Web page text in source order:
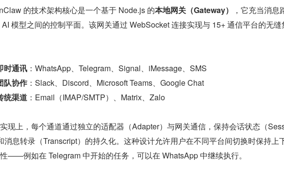
的技术架构核心是一个基于 Node.js 的本地网关（Gateway）
，它充当消息
模型之间的控制平面。该网关通过 WebSocket 连接实现与 15+ 通信平台的无缝
时通讯 ：WhatsApp、Telegram、Signal、iMessage、SMS
队协作 ：Slack、Discord、Microsoft Teams、Google Chat
统渠道 ：Email（IMAP/SMTP）、Matrix、Zalo
现上，每个通道通过独立的适配器（Adapter）与网关通信，保持会话状态（
消息转录（Transcript）的持久化。这种设计允许用户在不同平台间切换时保持上
——例如在 Telegram 中开始的任务，可以在 WhatsApp 中继续执行。